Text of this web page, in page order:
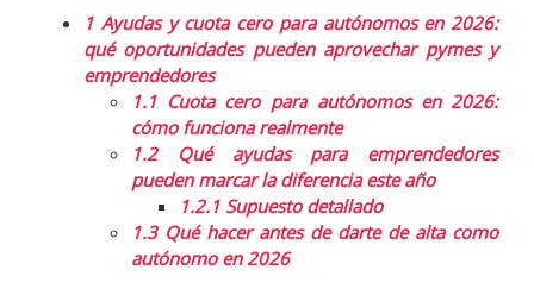
1 Ayudas y cuota cero para autónomos en 2026:
qué oportunidades pueden aprovechar pymes y
emprendedores
1.1 Cuota cero para autónomos en 2026:
cómo funciona realmente
1.2Qué ayudas para emprendedores
pueden marcar la diferencia este año
1.2.1 Supuesto detallado
1.3Qué hacer antes de darte de alta como
autónomo en 2026